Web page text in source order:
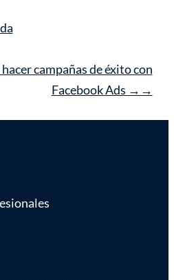
campañas de éxito con
Facebook Ads
→